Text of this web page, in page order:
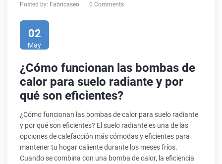
Posted by: Fabricaseo 0 Comments
02
May
¿Cómo funcionan las bombas de
calor para suelo radiante y por
qué son eficientes?
¿Cómo funcionan las bombas de calor para suelo radiante
y por qué son eficientes? El suelo radiante es una de las
opciones de calefacción más cómodas y eficientes para
mantener tu hogar caliente durante los meses fríos.
Cuando se combina con una bomba de calor, la eficiencia